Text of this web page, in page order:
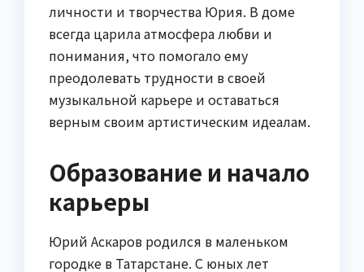
личности и творчества Юрия. В доме
всегда царила атмосфера любви и
понимания, что помогало ему
преодолевать трудности в своей
музыкальной карьере и оставаться
верным своим артистическим идеалам.
Образование и начало
карьеры
Юрий Аскаров родился в маленьком
городке в Татарстане. С юных лет